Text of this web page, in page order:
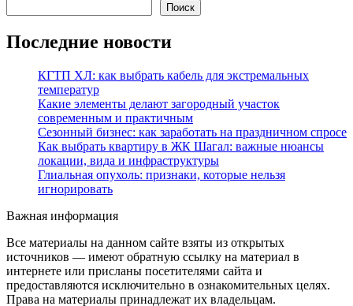
Поиск
Последние новости
КГТП ХЛ: как выбрать кабель для экстремальных
температур
Какие элементы делают загородный участок
современным и практичным
Сезонный бизнес: как заработать на праздничном спросе
Как выбрать квартиру в ЖК Шагал: важные нюансы
локации, вида и инфраструктуры
Глиальная опухоль: признаки, которые нельзя
игнорировать
Важная информация
Все материалы на данном сайте взяты из открытых
источников — имеют обратную ссылку на материал в
интернете или присланы посетителями сайта и
предоставляются исключительно в ознакомительных целях.
Права на материалы принадлежат их владельцам.